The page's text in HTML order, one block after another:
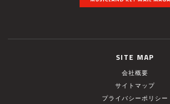
SITE MAP
会社概要
サイトマップ
プライバシーポリシー